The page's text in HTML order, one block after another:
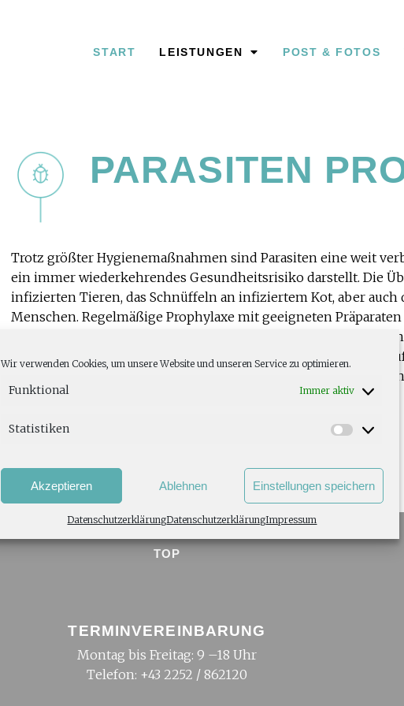
Wir verwenden Cookies, um unsere Website und unseren Service zu optimieren.
Funktional Immer aktiv
Statistiken
Akzeptieren Ablehnen Einstellungen speichern
DatenschutzerklärungDatenschutzerklärungImpressum
START LEISTUNGEN POST & FOTOS
PARASITEN
Trotz größter Hygienemaßnahmen sind Parasiten eine weit
ein immer wiederkehrendes Gesundheitsrisiko darstellt. Die
infizierten Tieren, das Schnüffeln an infiziertem Kot, aber auch
Menschen. Regelmäßige Prophylaxe mit geeigneten
Zecken und Milben. Diese sind blutsaugende Parasiten, die
verursachen und so Hautentzündungen und Allergien
persönlich, wie Sie Ihren Hund oder Ihre Katze vor Parasiten
TOP
TERMINVEREINBARUNG
Montag bis Freitag: 9 –18 Uhr
Telefon: +43 2252 / 862120